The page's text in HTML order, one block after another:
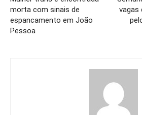
morta com sinais de
espancamento em João
Pessoa
vagas